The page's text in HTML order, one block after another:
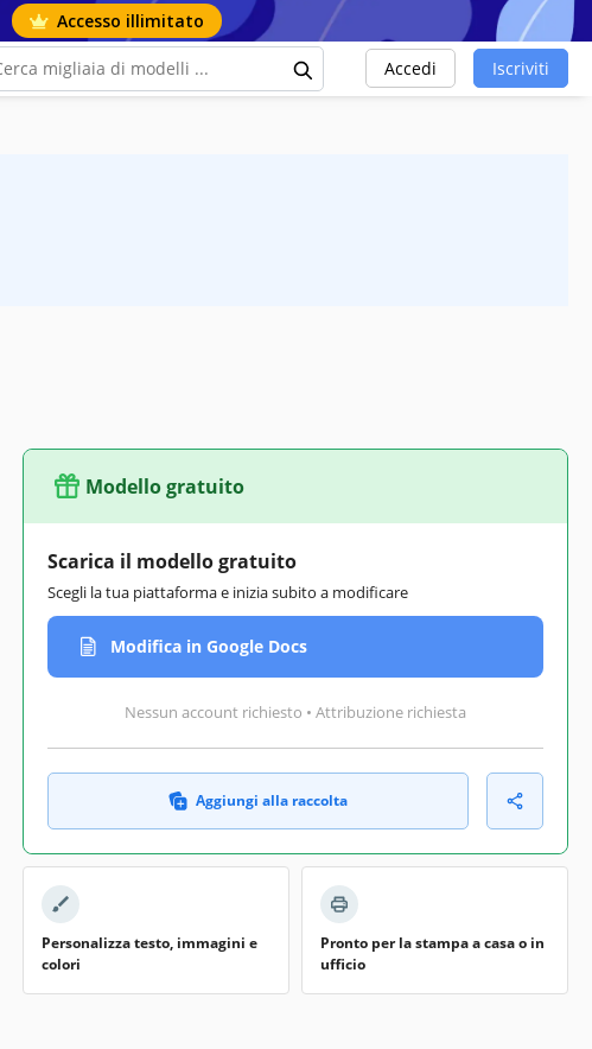
Accesso illimitato
Accedi Iscriviti
Modello gratuito
Scarica il modello gratuito
Scegli la tua piattaforma e inizia subito a modificare
Modifica in Google Docs
Nessun account richiesto • Attribuzione richiesta
Aggiungi alla raccolta
Personalizza testo, immagini e
colori
Pronto per la stampa a casa o in
ufficio